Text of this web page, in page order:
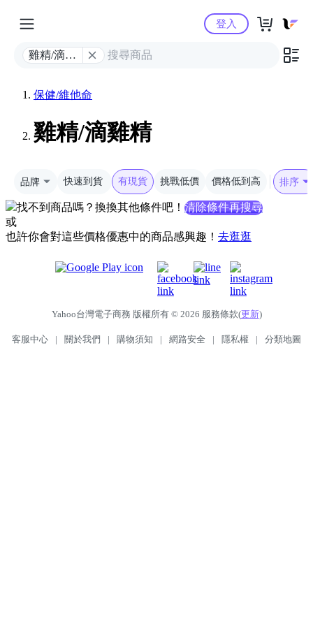
Yahoo購物中心
雞精/滴雞
登入
保健/維他命
雞精/滴雞精
品牌 快速到貨 有現貨 挑戰低價 價格低到高 排序
找不到商品嗎？換換其他條件吧！ 清除條件再搜尋
或
也許你會對這些價格優惠中的商品感興趣！ 去逛逛
Yahoo台灣電子商務 版權所有 © 2026 服務條款(更新)
客服中心 | 關於我們 | 購物須知 | 網路安全 | 隱私權 | 分類地圖